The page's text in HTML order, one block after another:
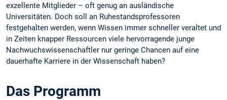
exzellente Mitglieder – oft genug an ausländische
Universitäten. Doch soll an Ruhestandsprofessoren
festgehalten werden, wenn Wissen immer schneller veraltet und
in Zeiten knapper Ressourcen viele hervorragende junge
Nachwuchswissenschaftler nur geringe Chancen auf eine
dauerhafte Karriere in der Wissenschaft haben?
Das Programm